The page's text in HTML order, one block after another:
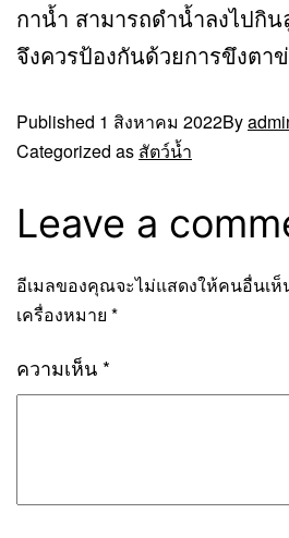
กาน้ำ สามารถดำน้ำลงไปกิน
จึงควรป้องกันด้วยการขึงตา
Published 1 สิงหาคม 2022By
Categorized as สัตว์น้ำ
Leave a
อีเมลของคุณจะไม่แสดงให้คนอื่นเห็
เครื่องหมาย *
ความเห็น *